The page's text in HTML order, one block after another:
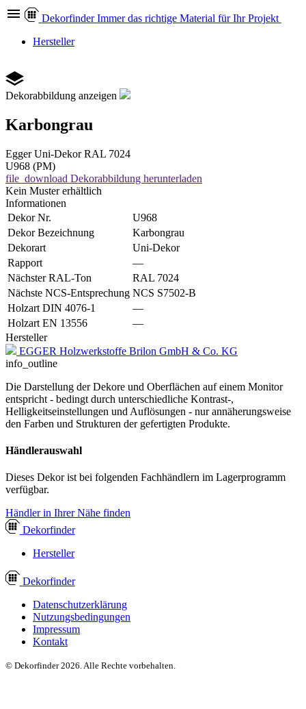
Dekorfinder Immer das richtige Material für Ihr Projekt
Hersteller
Dekorabbildung anzeigen
Karbongrau
Egger Uni-Dekor RAL 7024
U968 (PM)
file_download Dekorabbildung herunterladen
Kein Muster erhältlich
Informationen
Dekor Nr.
U968
Dekor Bezeichnung
Karbongrau
Dekorart
Uni-Dekor
Rapport
—
Nächster RAL-Ton
RAL 7024
Nächste NCS-Entsprechung NCS S7502-B
Holzart DIN 4076-1
—
Holzart EN 13556
—
Hersteller
EGGER Holzwerkstoffe Brilon GmbH & Co. KG
info_outline
Die Darstellung der Dekore und Oberflächen auf einem Monitor
entspricht - bedingt durch unterschiedliche Kontrast-,
Helligkeitseinstellungen und Auflösungen - nur annäherungsweise
den Farben und Strukturen der gefertigten Produkte.
Händlerauswahl
Dieses Dekor ist bei folgenden Fachhändlern im Lagerprogramm
verfügbar.
Händler in Ihrer Nähe finden
Dekorfinder
Hersteller
Dekorfinder
Datenschutzerklärung
Nutzungsbedingungen
Impressum
Kontakt
© Dekorfinder 2026. Alle Rechte vorbehalten.